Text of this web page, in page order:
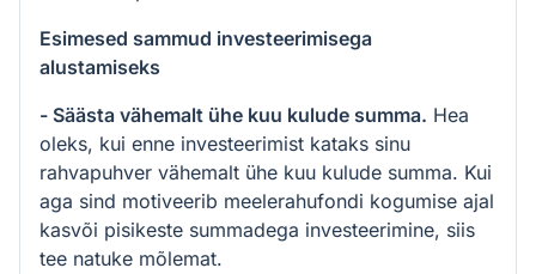
Esimesed sammud investeerimisega
alustamiseks
- Säästa vähemalt ühe kuu kulude summa. Hea
oleks, kui enne investeerimist kataks sinu
rahvapuhver vähemalt ühe kuu kulude summa. Kui
aga sind motiveerib meelerahufondi kogumise ajal
kasvõi pisikeste summadega investeerimine, siis
tee natuke mõlemat.